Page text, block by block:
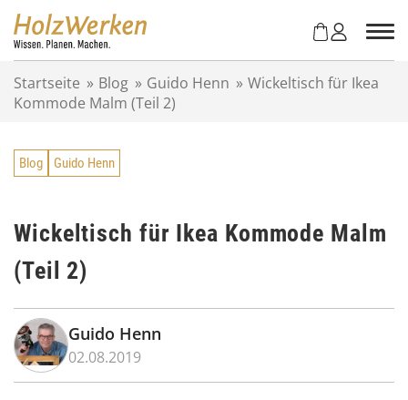
Startseite » Blog » Guido Henn » Wickeltisch für Ikea
Kommode Malm (Teil 2)
Blog Guido Henn
Wickeltisch für Ikea Kommode Malm
(Teil 2)
Guido Henn
02.08.2019